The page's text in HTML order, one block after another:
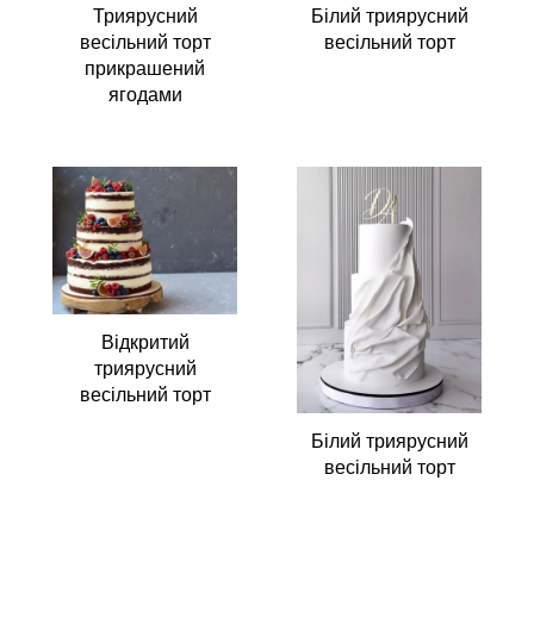
Триярусний
весільний торт
прикрашений
ягодами
Білий триярусний
весільний торт
Відкритий
триярусний
весільний торт
Білий триярусний
весільний торт